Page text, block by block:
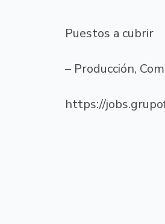
Puestos a cubrir
– Producción,
https://